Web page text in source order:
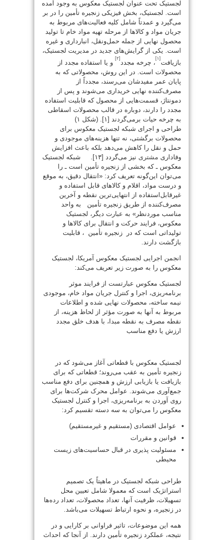
لجستیک تحت عنوان لجستیک معکوس به وجود آمده
است. لجستیک، بخش فیزیکی زنجیره تأمین را در بر
می‌گیرد و عمدتاً شامل کلیه فعالیت‌های مربوط به
جریان مواد و کالاها از مرحله تهیه مواد خام تا تولید
محصول نهایی از جمله حمل‌ونقل، انبارداری و غیره
است. یکی از گرایش‌های جدید در مدیریت لجستیک،
بازیافت
[۱]
، چرخه مجدد
[۲]
و یا استفاده مجدد از
محصولات است. در این روش، محصولاتی که به
پایان عمر مفیدشان می‌رسند، مجدداً از
مصرف‌کننده نهایی خریداری می‌شوند و پس از
دمونتاژ، قسمت‌هایی از محصول که قابلیت استفاده
مجدد را دارند، دوباره در قالب محصولات اسقاطی
به چرخه حیات برمی‌گردند [۱]. (شکل ۱)
طراحی و اجرای شبکه لجستیک معکوس برای
محصولات برگشتی، نه تنها هزینه‌های موجودی و
حمل و نقل را کاهش می‌دهد بلکه باعث افزایش
وفاداری مشتری
نیز می‌گردد [۱۳]. شبکه لجستیک
معکوس ـ که بخشی از زنجیره تأمین است ـ را
می‌توان این‌گونه تعریف کرد: «انتقال دقیق، به موقع
و درست مواد، اقلام و کالاهای قابل استفاده و
غیرقابل‌استفاده از انتهایی‌ترین نقطه و آخرین
مصرف‌کننده از طریق زنجیره تأمین به واحد
مناسب موردنظر» به عبارت دیگر، لجستیک
معکوس، فرایند حرکت و انتقال برای کالاها و
تولیداتی است که در زنجیره تأمین ، قابلیت
بازگشت دارند.
انجمن اجرایی لجستیک معکوس آمریکا، لجستیک
معکوس را به صورت زیر تعریف می‌کند:
لجستیک معکوس عبارتست از فرایند موثر
برنامه‌ریزی، اجرا و کنترل جریان مواد خام، موجودی
نیمه ساخته، محصولات نهایی شده و اطلاعات
مربوط به آنها به صورت مؤثر از لحاظ هزینه، از
نقطه مصرف به نقطه مبدا، با هدف خلق مجدد
ارزش یا دفع مناسب
لجستیک معکوس با قطعاتی آغاز می‌شود که در
زنجیره تأمین به عقب می‌روند؛ قطعاتی که برای
بازیافت یا بازیابی ارزش و همچنین برای دفع مناسب
جمع‌آوری می‌شوند. عوامل محرک شرکت‌ها برای
روی آوردن به برنامه‌ریزی، اجرا و کنترل لجستیک
معکوس را می‌توان به سه دسته تقسیم کرد:
عوامل اقتصادی (مستقیم و غیرمستقیم)
قوانین و مقررات
مسئولیت پذیری در قبال حساسیت‌های زیست
محیطی
طراحی شبکه لجستیک در ماهیتاً یک تصمیم
استراتژیک است که معمولا شامل تعیین محل
تسهیلات، ظرفیت آنها، تعداد محصولات، تعداد رده‌ها
در زنجیره، و نحوه ارتباط تسهیلات می‌باشد.
همه این موضوعات، تاثیر فراوانی بر کارایی و در
نتیجه، عملکرد زنجیره تأمین دارند. از آنجا که احداث